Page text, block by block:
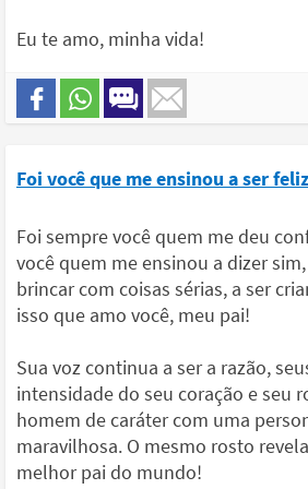
Eu te amo, minha vida!
Foi você que me ensinou a ser feliz
Foi sempre você quem me deu
você quem me ensinou a dizer
brincar com coisas sérias, a ser
isso que amo você, meu pai!
Sua voz continua a ser a razão,
intensidade do seu coração e seu
homem de caráter com uma
maravilhosa. O mesmo rosto
melhor pai do mundo!